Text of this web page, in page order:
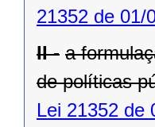
21352 de 01/
II - a
de políticas
Lei 21352 de